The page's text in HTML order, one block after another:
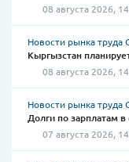
08 августа 2026,
Новости рынка труда
Кыргызстан
08 августа 2026,
Новости рынка труда
Долги по зарплатам
07 августа 2026,